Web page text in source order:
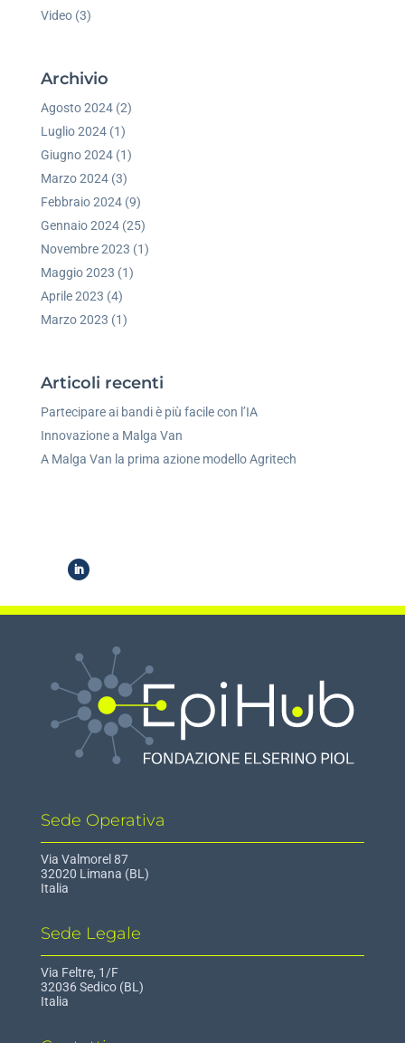
Video(3)
Archivio
Agosto 2024(2)
Luglio 2024(1)
Giugno 2024(1)
Marzo 2024(3)
Febbraio 2024(9)
Gennaio 2024(25)
Novembre 2023 (1)
Maggio 2023 (1)
Aprile 2023 (4)
Marzo 2023 (1)
Articoli recenti
Partecipare ai bandi è più facile con l’IA
Innovazione a Malga Van
A Malga Van la prima azione modello Agritech
Sede Operativa
Via Valmorel 87
32020 Limana (BL)
Italia
Sede Legale
Via Feltre, 1/F
32036 Sedico (BL)
Italia